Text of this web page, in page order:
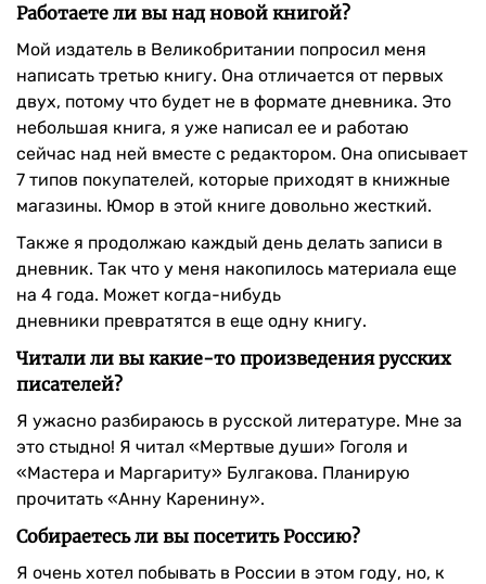
Работаете ли вы над новой книгой?
Мой издатель в Великобритании попросил меня
написать третью книгу. Она отличается от первых
двух, потому что будет не в формате дневника. Это
небольшая книга, я уже написал ее и работаю
сейчас над ней вместе с редактором. Она описывает
7 типов покупателей, которые приходят в книжные
магазины. Юмор в этой книге довольно жесткий.
Также я продолжаю каждый день делать записи в
дневник. Так что у меня накопилось материала еще
на 4 года. Может когда-нибудь
дневники превратятся в еще одну книгу.
Читали ли вы какие-то произведения русских
писателей?
Я ужасно разбираюсь в русской литературе. Мне за
это стыдно! Я читал «Мертвые души» Гоголя и
«Мастера и Маргариту» Булгакова. Планирую
прочитать «Анну Каренину».
Собираетесь ли вы посетить Россию?
Я очень хотел побывать в России в этом году, но, к